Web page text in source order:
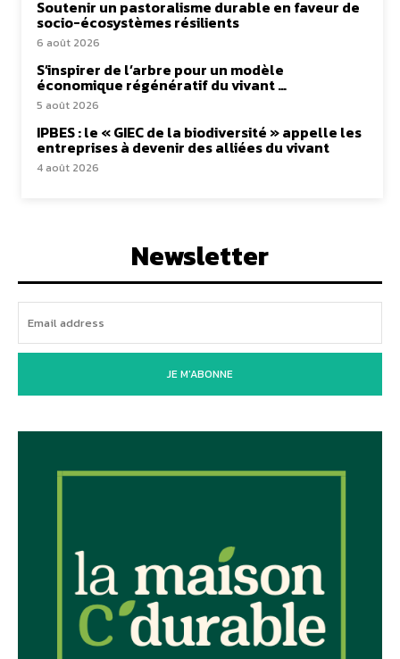
Soutenir un pastoralisme durable en faveur de
socio-écosystèmes résilients
6 août 2026
S’inspirer de l’arbre pour un modèle
économique régénératif du vivant …
5 août 2026
IPBES : le « GIEC de la biodiversité » appelle les
entreprises à devenir des alliées du vivant
4 août 2026
Newsletter
JE M'ABONNE